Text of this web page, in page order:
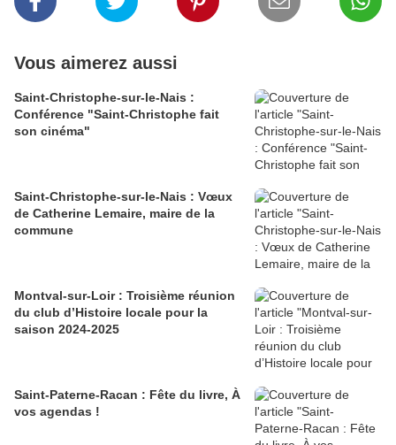
Vous aimerez aussi
Saint-Christophe-sur-le-Nais :
Conférence "Saint-Christophe fait
son cinéma"
Saint-Christophe-sur-le-Nais : Vœux
de Catherine Lemaire, maire de la
commune
Montval-sur-Loir : Troisième réunion
du club d’Histoire locale pour la
saison 2024-2025
Saint-Paterne-Racan : Fête du livre, À
vos agendas !